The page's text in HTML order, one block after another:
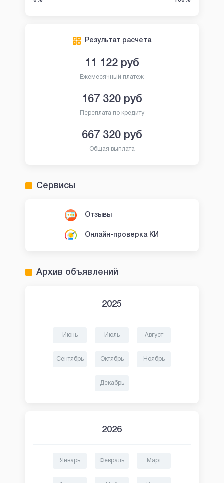
Результат расчета
11 122руб
Ежемесячный платеж
167 320руб
Переплата по кредиту
667 320руб
Общая выплата
Сервисы
Отзывы
Онлайн-проверка КИ
Архив объявлений
2025
Июнь Июль Август
Сентябрь Октябрь Ноябрь
Декабрь
2026
Январь Февраль Март